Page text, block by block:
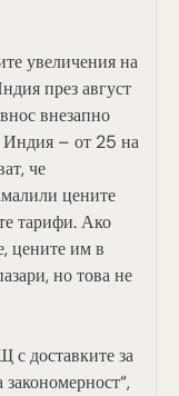
увеличения на
през август
внезапно
Индия – от 25 на
че
цените
тарифи. Ако
цените им в
но това не
доставките за